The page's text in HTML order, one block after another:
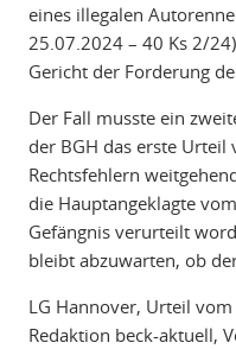
eines illegalen
25.07.2024 – 40 Ks 2/
Gericht der Forderung
Der Fall musste ein
der BGH das erste
Rechtsfehlern
die Hauptangeklagte
Gefängnis verurteilt
bleibt abzuwarten, ob
LG Hannover, Urteil
Redaktion beck-aktuell,